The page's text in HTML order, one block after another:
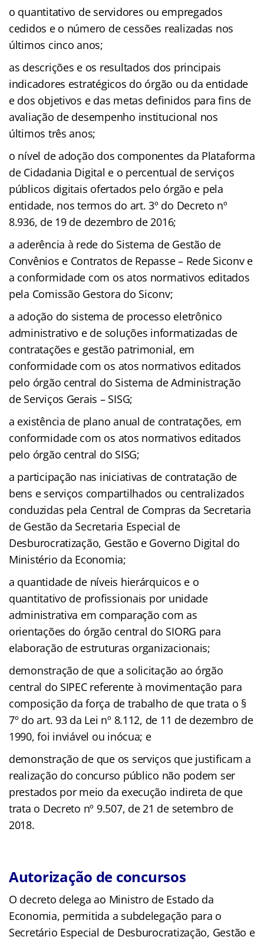
o quantitativo de servidores ou empregados
cedidos e o número de cessões realizadas nos
últimos cinco anos;
as descrições e os resultados dos principais
indicadores estratégicos do órgão ou da entidade
e dos objetivos e das metas definidos para fins de
avaliação de desempenho institucional nos
últimos três anos;
o nível de adoção dos componentes da Plataforma
de Cidadania Digital e o percentual de serviços
públicos digitais ofertados pelo órgão e pela
entidade, nos termos do art. 3º do Decreto nº
8.936, de 19 de dezembro de 2016;
a aderência à rede do Sistema de Gestão de
Convênios e Contratos de Repasse – Rede Siconv e
a conformidade com os atos normativos editados
pela Comissão Gestora do Siconv;
a adoção do sistema de processo eletrônico
administrativo e de soluções informatizadas de
contratações e gestão patrimonial, em
conformidade com os atos normativos editados
pelo órgão central do Sistema de Administração
de Serviços Gerais – SISG;
a existência de plano anual de contratações, em
conformidade com os atos normativos editados
pelo órgão central do SISG;
a participação nas iniciativas de contratação de
bens e serviços compartilhados ou centralizados
conduzidas pela Central de Compras da Secretaria
de Gestão da Secretaria Especial de
Desburocratização, Gestão e Governo Digital do
Ministério da Economia;
a quantidade de níveis hierárquicos e o
quantitativo de profissionais por unidade
administrativa em comparação com as
orientações do órgão central do SIORG para
elaboração de estruturas organizacionais;
demonstração de que a solicitação ao órgão
central do SIPEC referente à movimentação para
composição da força de trabalho de que trata o §
7º do art. 93 da Lei nº 8.112, de 11 de dezembro de
1990, foi inviável ou inócua; e
demonstração de que os serviços que justificam a
realização do concurso público não podem ser
prestados por meio da execução indireta de que
trata o Decreto nº 9.507, de 21 de setembro de
2018.
Autorização de concursos
O decreto delega ao Ministro de Estado da
Economia, permitida a subdelegação para o
Secretário Especial de Desburocratização, Gestão e